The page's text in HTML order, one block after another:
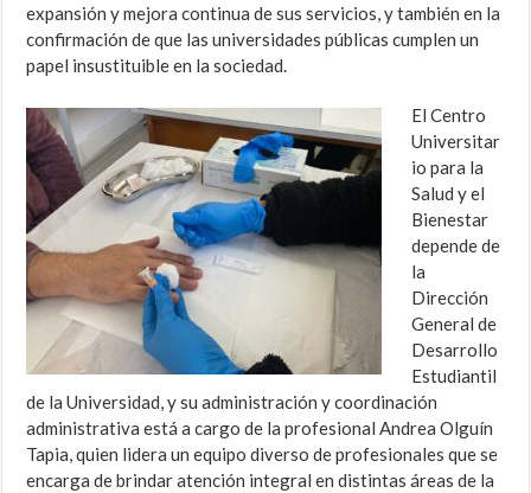
expansión y mejora continua de sus servicios, y también en la
confirmación de que las universidades públicas cumplen un
papel insustituible en la sociedad.
El Centro
Universitar
io para la
Salud y el
Bienestar
depende de
la
Dirección
General de
Desarrollo
Estudiantil
de la Universidad, y su administración y coordinación
administrativa está a cargo de la profesional Andrea Olguín
Tapia, quien lidera un equipo diverso de profesionales que se
encarga de brindar atención integral en distintas áreas de la